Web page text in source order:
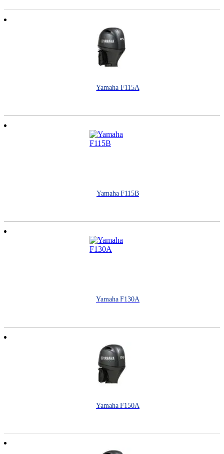
Yamaha F115A
Yamaha F115B
Yamaha F130A
Yamaha F150A